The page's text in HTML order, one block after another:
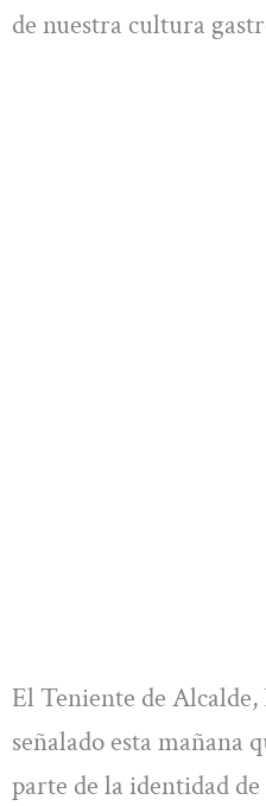
de nuestra cultura
El Teniente de Alcalde,
señalado esta mañana
parte de la identidad